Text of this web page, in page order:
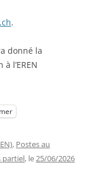
.
donné la
l’EREN
, Postes au
partiel, le25/06/2026